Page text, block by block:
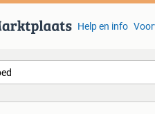
Help en info